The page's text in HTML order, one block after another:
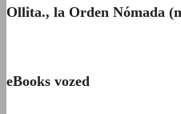
Ollita., la Orden Nómada
eBooks vozed